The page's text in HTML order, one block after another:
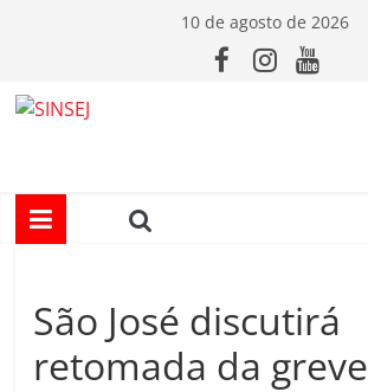
conteúdo
10 de agosto de 2026
I
S
São José discutirá
retomada da greve